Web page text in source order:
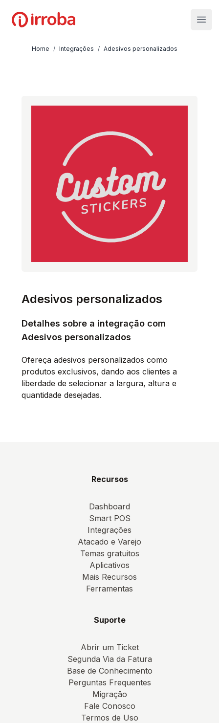
Irroba
Home / Integrações / Adesivos personalizados
Adesivos personalizados
Detalhes sobre a integração com
Adesivos personalizados
Ofereça adesivos personalizados como
produtos exclusivos, dando aos clientes a
liberdade de selecionar a largura, altura e
quantidade desejadas.
Recursos
Dashboard
Smart POS
Integrações
Atacado e Varejo
Temas gratuitos
Aplicativos
Mais Recursos
Ferramentas
Suporte
Abrir um Ticket
Segunda Via da Fatura
Base de Conhecimento
Perguntas Frequentes
Migração
Fale Conosco
Termos de Uso